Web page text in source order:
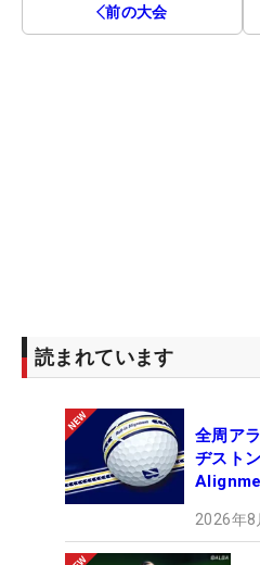
前の大会
読まれています
全周ア
ヂスト
2026年8